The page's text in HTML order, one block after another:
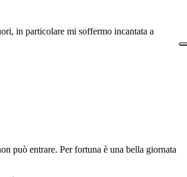
in particolare mi soffermo incantata a
può entrare. Per fortuna è una bella giornata